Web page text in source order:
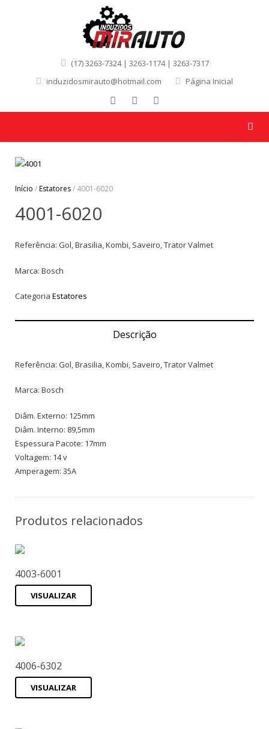
(17) 3263-7324 | 3263-1174 | 3263-7317
induzidosmirauto@hotmail.com
Página Inicial
Início /Estatores/ 4001-6020
4001-6020
Referência: Gol, Brasilia, Kombi, Saveiro, Trator Valmet
Marca: Bosch
Categoria Estatores
Descrição
Referência: Gol, Brasilia, Kombi, Saveiro, Trator Valmet
Marca: Bosch
Diâm. Externo: 125mm
Diâm. Interno: 89,5mm
Espessura Pacote: 17mm
Voltagem: 14 v
Amperagem: 35A
Produtos relacionados
4003-6001
VISUALIZAR
4006-6302
VISUALIZAR